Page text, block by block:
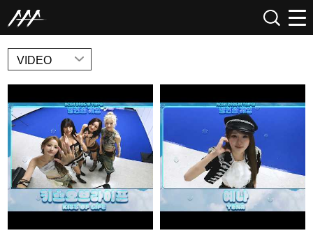
NEWS
VIDEO